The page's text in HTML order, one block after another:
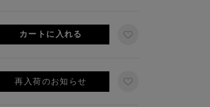
再入荷のお知らせ